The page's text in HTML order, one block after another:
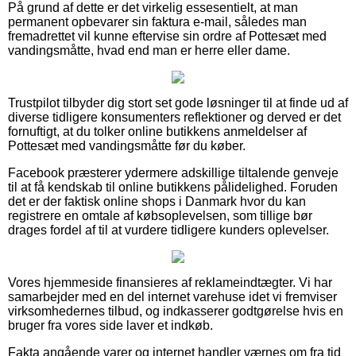
På grund af dette er det virkelig essesentielt, at man
permanent opbevarer sin faktura e-mail, således man
fremadrettet vil kunne eftervise sin ordre af Pottesæt med
vandingsmåtte, hvad end man er herre eller dame.
Trustpilot tilbyder dig stort set gode løsninger til at finde ud af
diverse tidligere konsumenters reflektioner og derved er det
fornuftigt, at du tolker online butikkens anmeldelser af
Pottesæt med vandingsmåtte før du køber.
Facebook præsterer ydermere adskillige tiltalende genveje
til at få kendskab til online butikkens pålidelighed. Foruden
det er der faktisk online shops i Danmark hvor du kan
registrere en omtale af købsoplevelsen, som tillige bør
drages fordel af til at vurdere tidligere kunders oplevelser.
Vores hjemmeside finansieres af reklameindtægter. Vi har
samarbejder med en del internet varehuse idet vi fremviser
virksomhedernes tilbud, og indkasserer godtgørelse hvis en
bruger fra vores side laver et indkøb.
Fakta angående varer og internet handler værnes om fra tid